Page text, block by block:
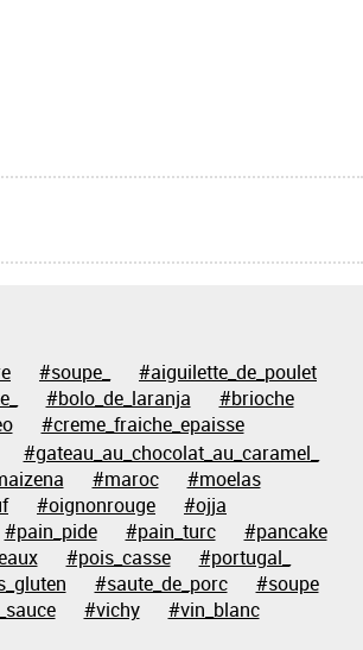
#soupe_
#aiguilette_de_poulet
#bolo_de_laranja
#brioche
#creme_fraiche_epaisse
#gateau_au_chocolat_au_caramel_
#maroc
#moelas
#oignonrouge
#ojja
#pain_pide #pain_turc
#pancake
#pois_casse
#portugal_
#saute_de_porc
#soupe
#vichy
#vin_blanc